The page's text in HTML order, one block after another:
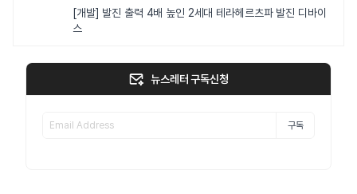
[개발] 발진 출력 4배 높인 2세대 테라헤르츠파 발진 디바이
스
뉴스레터 구독신청
구독